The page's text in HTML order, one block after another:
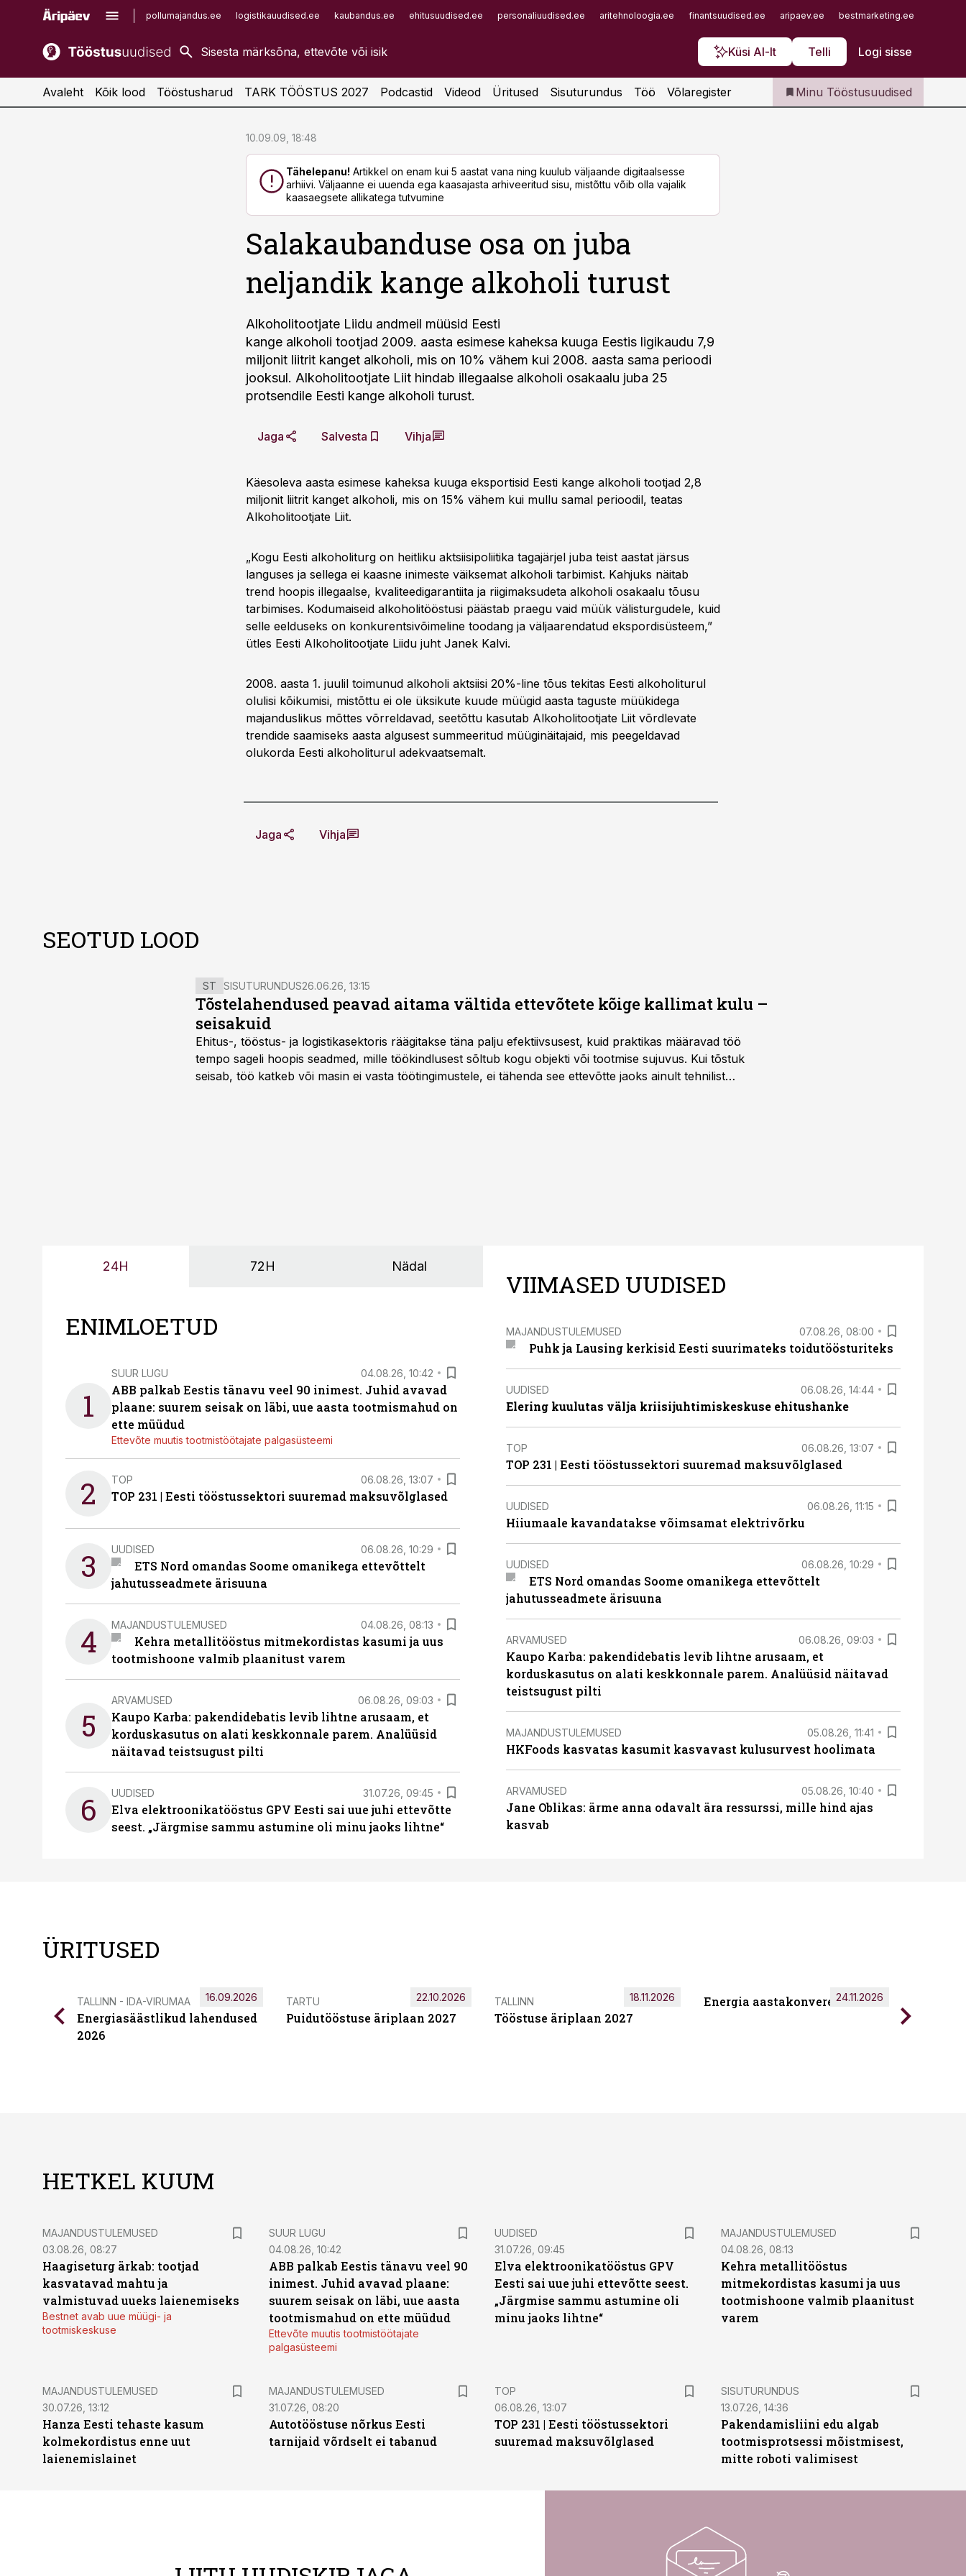
pollumajandus.ee logistikauudised.ee kaubandus.ee ehitusuudised.ee personaliuudised.ee aritehnoloogia.ee finantsuudised.ee aripaev.ee bestmarketing.ee
Küsi AI-lt Telli Logi sisse
kaubandus.ee
kinnisvarauudised.ee
imelineajalugu.ee
Infopank
Iseteenindus
Telli Tööstusuudised
Avaleht Kõik lood Tööstusharud TARK TÖÖSTUS 2027 Podcastid Videod Üritused Sisuturundus Töö Võlaregister Minu Tööstusuudised
10.09.09, 18:48
Tähelepanu! Artikkel on enam kui 5 aastat vana ning kuulub väljaande digitaalsesse
arhiivi. Väljaanne ei uuenda ega kaasajasta arhiveeritud sisu, mistõttu võib olla vajalik
kaasaegsete allikatega tutvumine
Salakaubanduse osa on juba
neljandik kange alkoholi turust
Alkoholitootjate Liidu andmeil müüsid Eesti
kange alkoholi tootjad 2009. aasta esimese kaheksa kuuga Eestis ligikaudu 7,9
miljonit liitrit kanget alkoholi, mis on 10% vähem kui 2008. aasta sama perioodi
jooksul. Alkoholitootjate Liit hindab illegaalse alkoholi osakaalu juba 25
protsendile Eesti kange alkoholi turust.
Jaga Salvesta Vihja
Käesoleva aasta esimese kaheksa kuuga eksportisid Eesti kange alkoholi tootjad 2,8
miljonit liitrit kanget alkoholi, mis on 15% vähem kui mullu samal perioodil, teatas
Alkoholitootjate Liit.
„Kogu Eesti alkoholiturg on heitliku aktsiisipoliitika tagajärjel juba teist aastat järsus
languses ja sellega ei kaasne inimeste väiksemat alkoholi tarbimist. Kahjuks näitab
trend hoopis illegaalse, kvaliteedigarantiita ja riigimaksudeta alkoholi osakaalu tõusu
tarbimises. Kodumaiseid alkoholitööstusi päästab praegu vaid müük välisturgudele, kuid
selle eelduseks on konkurentsivõimeline toodang ja väljaarendatud ekspordisüsteem,”
ütles Eesti Alkoholitootjate Liidu juht Janek Kalvi.
2008. aasta 1. juulil toimunud alkoholi aktsiisi 20%-line tõus tekitas Eesti alkoholiturul
olulisi kõikumisi, mistõttu ei ole üksikute kuude müügid aasta taguste müükidega
majanduslikus mõttes võrreldavad, seetõttu kasutab Alkoholitootjate Liit võrdlevate
trendide saamiseks aasta algusest summeeritud müüginäitajaid, mis peegeldavad
olukorda Eesti alkoholiturul adekvaatsemalt.
Jaga Vihja
SEOTUD LOOD
ST SISUTURUNDUS26.06.26, 13:15
Tõstelahendused peavad aitama vältida ettevõtete kõige kallimat kulu –
seisakuid
Ehitus-, tööstus- ja logistikasektoris räägitakse täna palju efektiivsusest, kuid praktikas määravad töö
tempo sageli hoopis seadmed, mille töökindlusest sõltub kogu objekti või tootmise sujuvus. Kui tõstuk
seisab, töö katkeb või masin ei vasta töötingimustele, ei tähenda see ettevõtte jaoks ainult tehnilist
24H 72H Nädal
ENIMLOETUD
1
SUUR LUGU 04.08.26, 10:42
ABB palkab Eestis tänavu veel 90 inimest. Juhid avavad
plaane: suurem seisak on läbi, uue aasta tootmismahud on
ette müüdud
Ettevõte muutis tootmistöötajate palgasüsteemi
2 TOP 06.08.26, 13:07
TOP 231 | Eesti tööstussektori suuremad maksuvõlglased
3 UUDISED 06.08.26, 10:29
ETS Nord omandas Soome omanikega ettevõttelt
jahutusseadmete ärisuuna
4 MAJANDUSTULEMUSED 04.08.26, 08:13
Kehra metallitööstus mitmekordistas kasumi ja uus
tootmishoone valmib plaanitust varem
5
ARVAMUSED 06.08.26, 09:03
Kaupo Karba: pakendidebatis levib lihtne arusaam, et
korduskasutus on alati keskkonnale parem. Analüüsid
näitavad teistsugust pilti
6 UUDISED 31.07.26, 09:45
Elva elektroonikatööstus GPV Eesti sai uue juhi ettevõtte
seest. „Järgmise sammu astumine oli minu jaoks lihtne“
VIIMASED UUDISED
MAJANDUSTULEMUSED 07.08.26, 08:00
Puhk ja Lausing kerkisid Eesti suurimateks toidutöösturiteks
UUDISED 06.08.26, 14:44
Elering kuulutas välja kriisijuhtimiskeskuse ehitushanke
TOP 06.08.26, 13:07
TOP 231 | Eesti tööstussektori suuremad maksuvõlglased
UUDISED 06.08.26, 11:15
Hiiumaale kavandatakse võimsamat elektrivõrku
UUDISED 06.08.26, 10:29
ETS Nord omandas Soome omanikega ettevõttelt
jahutusseadmete ärisuuna
ARVAMUSED 06.08.26, 09:03
Kaupo Karba: pakendidebatis levib lihtne arusaam, et
korduskasutus on alati keskkonnale parem. Analüüsid näitavad
teistsugust pilti
MAJANDUSTULEMUSED 05.08.26, 11:41
HKFoods kasvatas kasumit kasvavast kulusurvest hoolimata
ARVAMUSED 05.08.26, 10:40
Jane Oblikas: ärme anna odavalt ära ressurssi, mille hind ajas
kasvab
ÜRITUSED
TALLINN - IDA-VIRUMAA
Energiasäästlikud lahendused
2026
16.09.2026 TARTU
Puidutööstuse äriplaan 2027
22.10.2026 TALLINN
Tööstuse äriplaan 2027
18.11.2026 Energia aastakonverents 2026
24.11.2026
HETKEL KUUM
MAJANDUSTULEMUSED
03.08.26, 08:27
Haagiseturg ärkab: tootjad
kasvatavad mahtu ja
valmistuvad uueks laienemiseks
Bestnet avab uue müügi- ja
tootmiskeskuse
SUUR LUGU
04.08.26, 10:42
ABB palkab Eestis tänavu veel 90
inimest. Juhid avavad plaane:
suurem seisak on läbi, uue aasta
tootmismahud on ette müüdud
Ettevõte muutis tootmistöötajate
palgasüsteemi
UUDISED
31.07.26, 09:45
Elva elektroonikatööstus GPV
Eesti sai uue juhi ettevõtte seest.
„Järgmise sammu astumine oli
minu jaoks lihtne“
MAJANDUSTULEMUSED
04.08.26, 08:13
Kehra metallitööstus
mitmekordistas kasumi ja uus
tootmishoone valmib plaanitust
varem
MAJANDUSTULEMUSED
30.07.26, 13:12
Hanza Eesti tehaste kasum
kolmekordistus enne uut
laienemislainet
MAJANDUSTULEMUSED
31.07.26, 08:20
Autotööstuse nõrkus Eesti
tarnijaid võrdselt ei tabanud
TOP
06.08.26, 13:07
TOP 231 | Eesti tööstussektori
suuremad maksuvõlglased
ST
SISUTURUNDUS
13.07.26, 14:36
Pakendamisliini edu algab
tootmisprotsessi mõistmisest,
mitte roboti valimisest